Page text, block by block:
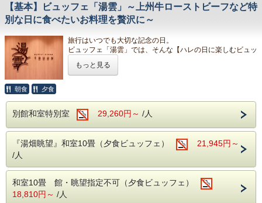
【お料理】
夕食：お食事処『季味の浪慢』にて、グレードアップ和風コ
※料理内容・器は時期によって変更の場合あり
ビュッフェもしくは和食（ご指定不可）
お座りいただく場合もございます。
6種類のお酒からお好みの物をお楽しみください。
・プロジェクター完備。ソファーに座りながらプロジェクタ
ーでお好みの動画をお楽しみくださいませ。（アカウントは
ご自身のものをご利用ください）
【お部屋】
客室を含め全館禁煙です。
お煙草を吸われるお客様は本館3階または別館2階の喫煙所
をご利用ください。
ールーム完備）
※湯畑眺望ではございません。
※3名様以上でのご宿泊の場合和室にお布団をご用意いたし
ます。
※詳細は、部屋タイプの説明をご確認ください。
どかかります。
【お料理】
夕食：お食事処『季味の浪慢』にて、グレードアップ和風コ
【基本】ビュッフェ「湯雲」～上州牛ローストビーフなど特
別な日に食べたいお料理を贅沢に～
旅行はいつでも大切な記念の日。
ビュッフェ「湯雲」では、そんな【ハレの日に楽しむビュッ
思い出に残るようなサービスとお食事をお届けいたします。
ご夕食には当館女将がお祝いの日や親族が集まる日などに振
お客様ご自身でもアレンジをしてお食事をお楽しみください
■お食事（内容と会場のご案内）
【ご夕食】
理をはじめ、カットケーキなどのデザートもご用意しており
ます。
もっと見る
朝食 夕食
別館和室特別室 29,260円～ /人
『湯畑眺望』和室10畳（夕食ビュッフェ）
21,945円～
/人
和室10畳 館・眺望指定不可（夕食ビュッフェ）
18,810円～ /人